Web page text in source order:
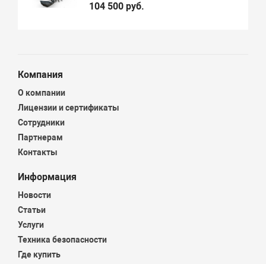
104 500 руб.
Компания
О компании
Лицензии и сертификаты
Сотрудники
Партнерам
Контакты
Информация
Новости
Статьи
Услуги
Техника безопасности
Где купить